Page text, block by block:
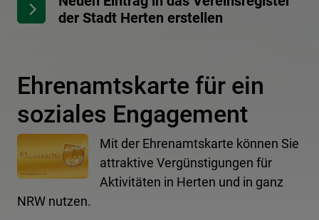
der Stadt Herten erstellen
Ehrenamtskarte für ein
soziales Engagement
Mit der Ehrenamtskarte können Sie
attraktive Vergünstigungen für
Aktivitäten in Herten und in ganz
NRW nutzen.